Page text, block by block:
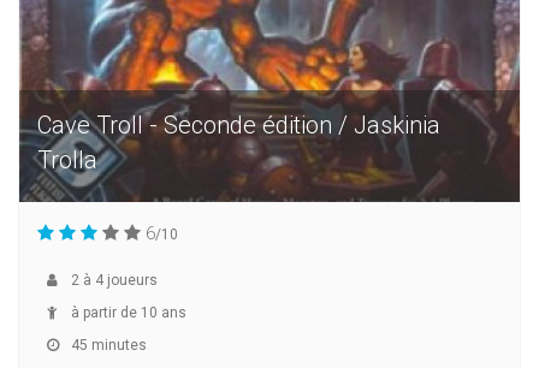
Cave Troll - Seconde édition / Jaskinia
Trolla
6/10
2 à 4 joueurs
à partir de 10 ans
45 minutes